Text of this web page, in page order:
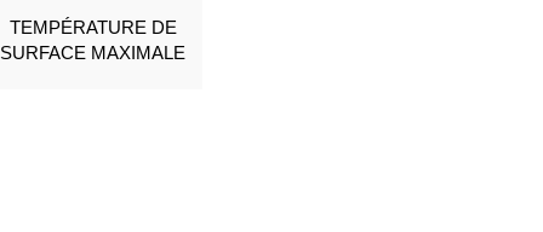
TEMPÉRATURE DE
SURFACE MAXIMALE